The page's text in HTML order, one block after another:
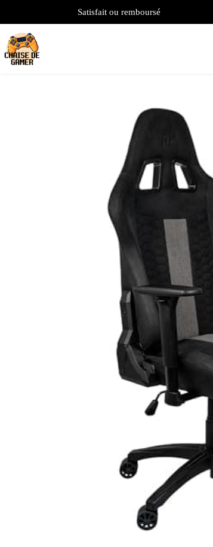
Satisfait ou remboursé